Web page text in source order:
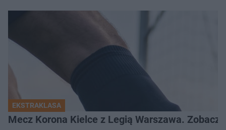
EKSTRAKLASA
Mecz Korona Kielce z Legią Warszawa. Zobacz